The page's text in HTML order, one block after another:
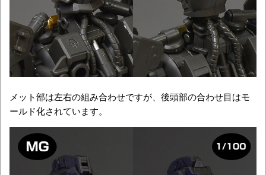
メット部は左右の組み合わせですが、後頭部の合わせ目はモ
ールド化されています。